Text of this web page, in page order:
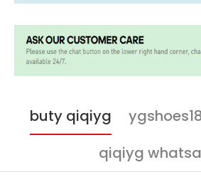
buty qiqiyg
qiqiyg